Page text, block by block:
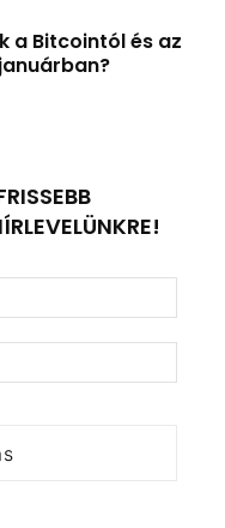
a Bitcointól és az